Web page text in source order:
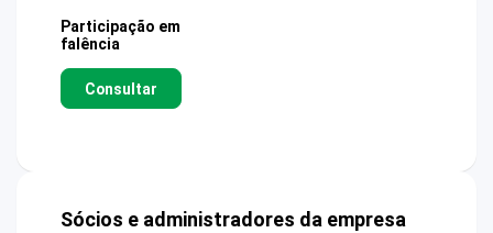
Participação em
falência
Consultar
Sócios e administradores da empresa